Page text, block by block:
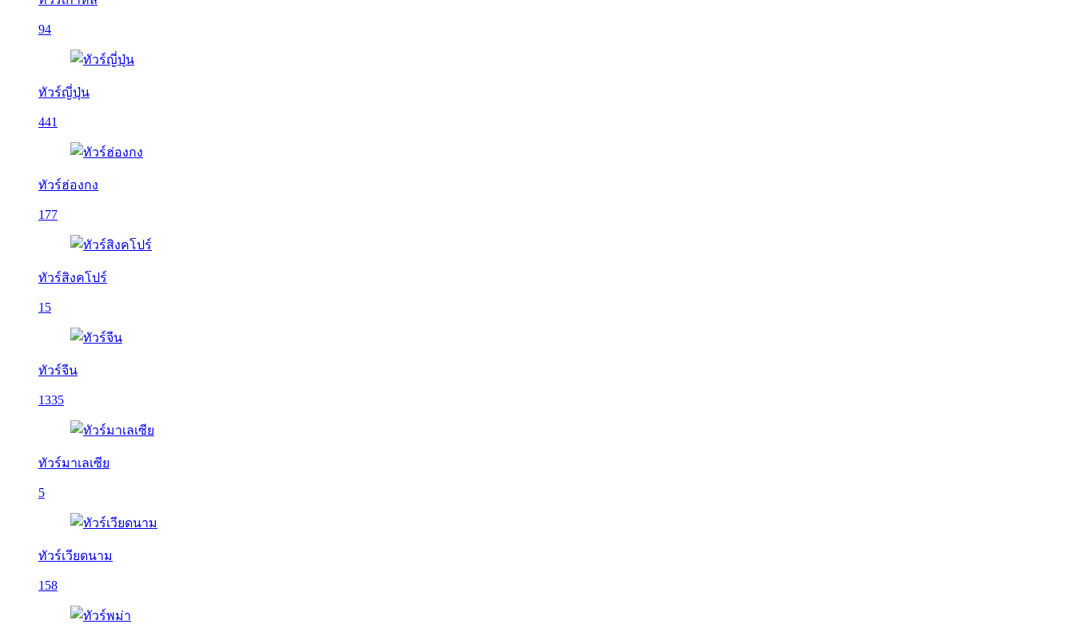
94
ทัวร์ญี่ปุ่น
441
ทัวร์ฮ่องกง
177
ทัวร์สิงคโปร์
15
ทัวร์จีน
1335
ทัวร์มาเลเซีย
5
ทัวร์เวียดนาม
158